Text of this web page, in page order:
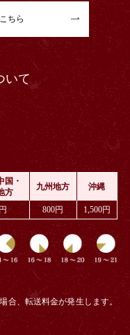
ちら
いて
国・
方
九州地方 沖縄
800円 1,500円
合、 転送料金が発生します。